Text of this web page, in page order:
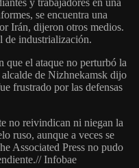
se encuentra una
Irán, dijeron otros medios.
de industrialización.
que el ataque no perturbó la
de Nizhnekamsk dijo
frustrado por las defensas
no reivindican ni niegan la
ruso, aunque a veces se
Associated Press no pudo
Infobae